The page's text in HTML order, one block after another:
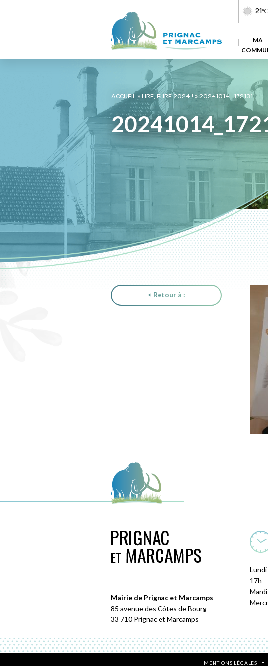
21℃
MA
ACCUEIL»LIRE, ELIRE 2024 ! »20241014_172131
< Retour à :
Mairie de Prignac et Marcamps
85 avenue des Côtes de Bourg
33 710 Prignac et Marcamps
Lundi
17h
MENTIONS LÉGALES